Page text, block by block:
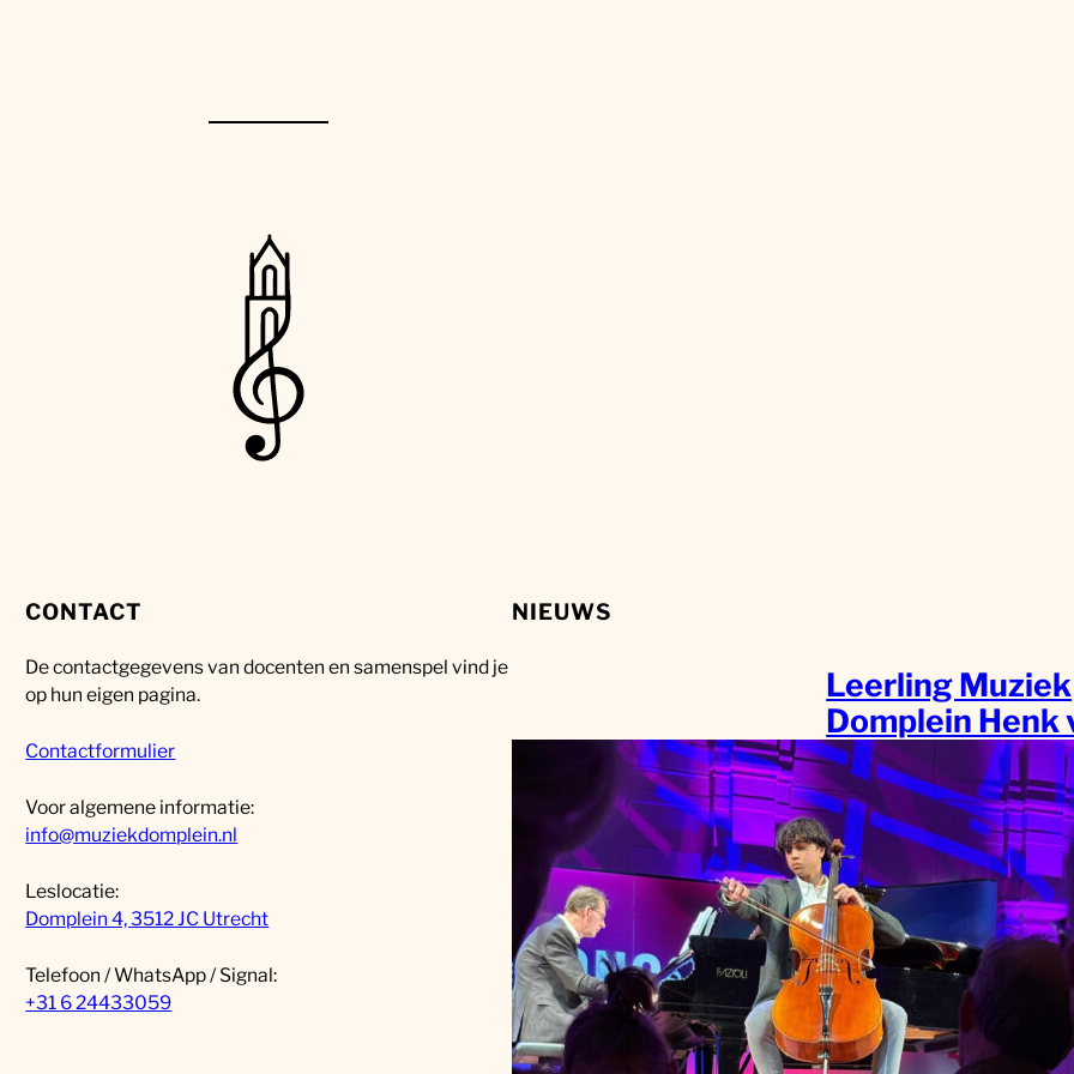
CONTACT
De contactgegevens van docenten en samenspel vind je
op hun eigen pagina.
Contactformulier
Voor algemene informatie:
info@muziekdomplein.nl
Leslocatie:
Domplein 4, 3512 JC Utrecht
Telefoon / WhatsApp / Signal:
+31 6 24433059
NIEUWS
Leerling Muziek
Domplein Henk
Kampen wint
prijs tijdens
regiofinale
van Prinses
Christina
Concours 2026!
Jong muzikaal
de regio Utrecht